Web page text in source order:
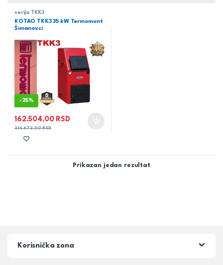
serija TKK3
KOTAO TKK3 35 kW Termomont
Šimanovci
-25%
162.504,00 RSD
216.672,00RSD
Prikazan jedan rezultat
Korisnička zona